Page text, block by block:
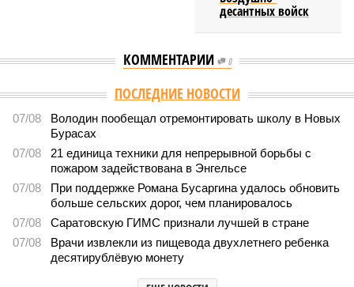
десантных войск
КОММЕНТАРИИ 0
Версия //Общество //
В Саратовской консерватории прошел концерт
для подопечных фондов «Александр Невский» и «Защитники
Отечества»
В Саратовской консерватории прошел концерт для
подопечных фондов «Александр Невский» и
«Защитники Отечества»
С верой и надеждой